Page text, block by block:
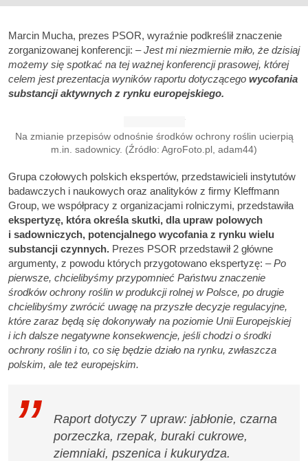
Marcin Mucha, prezes PSOR, wyraźnie podkreślił znaczenie
zorganizowanej konferencji: –Jest mi niezmiernie miło, że dzisiaj
możemy się spotkać na tej ważnej konferencji prasowej, której
celem jest prezentacja wyników raportu dotyczącego wycofania
substancji aktywnych z rynku europejskiego.
Na zmianie przepisów odnośnie środków ochrony roślin ucierpią
m.in. sadownicy. (Źródło: AgroFoto.pl, adam44)
Grupa czołowych polskich ekspertów, przedstawicieli instytutów
badawczych i naukowych oraz analityków z firmy Kleffmann
Group, we współpracy z organizacjami rolniczymi, przedstawiła
ekspertyzę, która określa skutki, dla upraw polowych
i sadowniczych, potencjalnego wycofania z rynku wielu
substancji czynnych. Prezes PSOR przedstawił 2 główne
argumenty, z powodu których przygotowano ekspertyzę: –Po
pierwsze, chcielibyśmy przypomnieć Państwu znaczenie
środków ochrony roślin w produkcji rolnej w Polsce, po drugie
chcielibyśmy zwrócić uwagę na przyszłe decyzje regulacyjne,
które zaraz będą się dokonywały na poziomie Unii Europejskiej
i ich dalsze negatywne konsekwencje, jeśli chodzi o środki
ochrony roślin i to, co się będzie działo na rynku, zwłaszcza
polskim, ale też europejskim.
Raport dotyczy 7 upraw: jabłonie, czarna
porzeczka, rzepak, buraki cukrowe,
ziemniaki, pszenica i kukurydza.